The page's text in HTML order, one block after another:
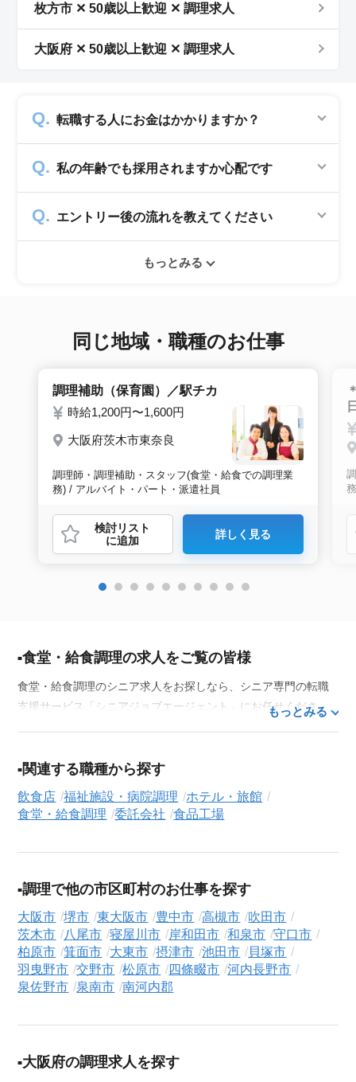
枚方市 ✕ 50歳以上歓迎 ✕ 調理求人
大阪府 ✕ 50歳以上歓迎 ✕ 調理求人
転職する人にお金はかかりますか？
していますので、転職希望者の方からは費用は
一切発生致しません。
私の年齢でも採用されますか心配です
業のみ掲載をしています。60代・70代以上の
就職実績も多数ありますので年齢に気負いせず
ぜひ紹介依頼へ進んでください。
エントリー後の流れを教えてください
ーとヒアリングのお時間を頂きます。その後希
もっとみる
同じ地域・職種のお仕事
調理補助（保育園）／駅チカ
時給1,200円〜1,600円
大阪府茨木市東奈良
調理師・調理補助・スタッフ(食堂・給食での調理業
務) / アルバイト・パート・派遣社員
検討リスト
に追加
詳しく見る
食堂・給食調理の求人をご覧の皆様
食堂・給食調理のシニア求人をお探しなら、シニア専門の転職
支援サービス「シニアジョブエージェント」にお任せくださ
徹底的にサポートします。この求人を含む
ービスだけの非公開求人です。
気になる求人がございましたら、まずは「求人紹介を依頼す
イザーが、これまでのご経歴やご希望を丁寧にヒアリングし、
職務経歴書の作成から面接対策、企業との条件交渉まで、転職
活動の全プロセスを無料でサポートいたします。
求人検索について
シニアジョブエージェントでは、豊富な求人情報の中から、あ
（正社員、契約社員、アルバイト・パート）や、勤務地、年
たこだわり条件での絞り込み検索も可能です。
もっとみる
関連する職種から探す
飲食店 福祉施設・病院調理
ホテル・旅館
食堂・給食調理
委託会社 食品工場
調理で他の市区町村のお仕事を探す
大阪市 堺市 東大阪市 豊中市 高槻市
吹田市
茨木市
八尾市 寝屋川市 岸和田市 和泉市
守口市
柏原市
箕面市 大東市 摂津市 池田市
貝塚市
羽曳野市
交野市 松原市 四條畷市
河内長野市
泉佐野市
泉南市 南河内郡
大阪府の調理求人を探す